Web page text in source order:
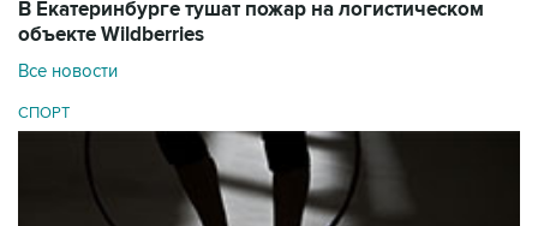
В Екатеринбурге тушат пожар на логистическом
объекте Wildberries
Все новости
СПОРТ